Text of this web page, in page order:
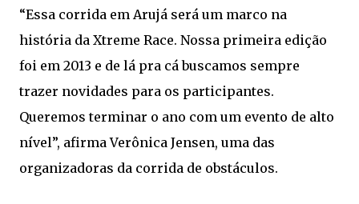
“Essa corrida em Arujá será um marco na
história da Xtreme Race. Nossa primeira edição
foi em 2013 e de lá pra cá buscamos sempre
trazer novidades para os participantes.
Queremos terminar o ano com um evento de alto
nível”, afirma Verônica Jensen, uma das
organizadoras da corrida de obstáculos.